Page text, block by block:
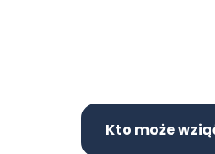
Kto może